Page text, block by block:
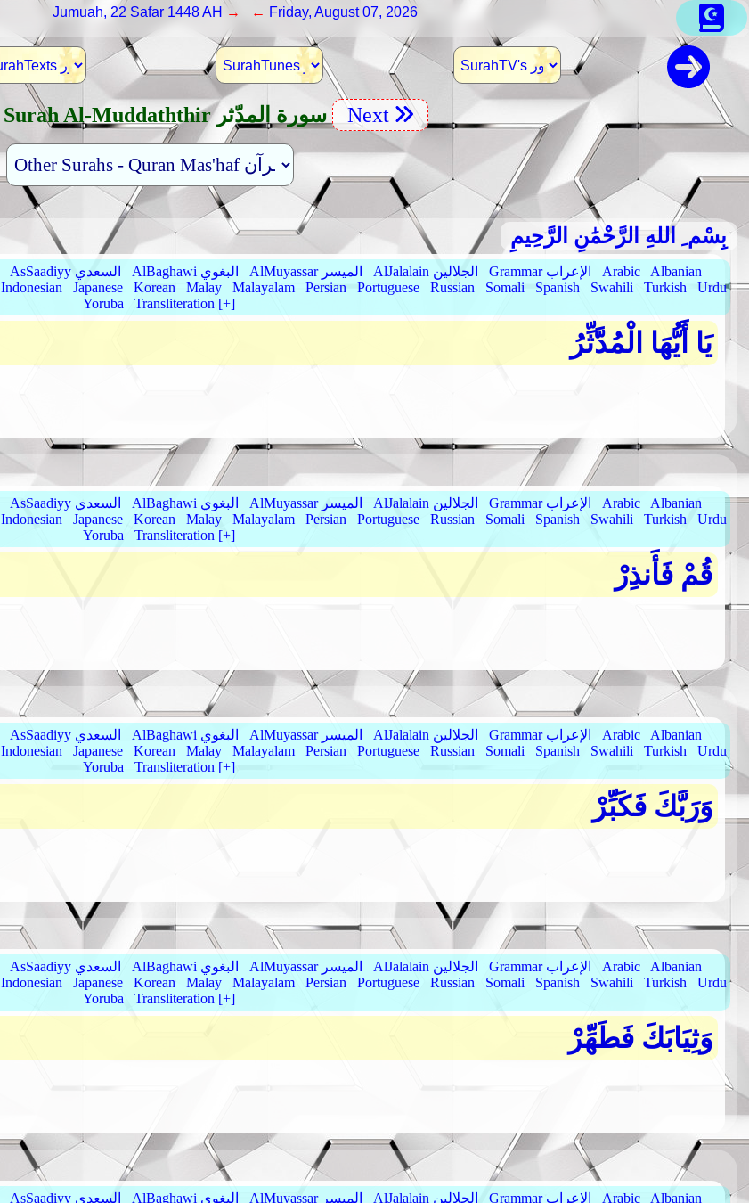
Jumuah, 22 Safar 1448 AH → ← Friday, August 07, 2026
74. Surah Al-Muddaththir سورة المدّثر Next
بِسْم ِ اللهِ الرَّحْمَٰنِ الرَّحِيمِ
AsSaadiyy السعدي AlBaghawi البغوي AlMuyassar الميسر AlJalalain الجلالين Grammar الإعراب Arabic
Albanian
Indonesian Japanese Korean Malay Malayalam Persian Portuguese Russian Somali Spanish Swahili Turkish
Urdu
Yoruba
Transliteration [+]
يَا أَيُّهَا الْمُدَّثِّرُ
AsSaadiyy السعدي AlBaghawi البغوي AlMuyassar الميسر AlJalalain الجلالين Grammar الإعراب Arabic
Albanian
Indonesian Japanese Korean Malay Malayalam Persian Portuguese Russian Somali Spanish Swahili Turkish
Urdu
Yoruba
Transliteration [+]
قُمْ فَأَنذِرْ
AsSaadiyy السعدي AlBaghawi البغوي AlMuyassar الميسر AlJalalain الجلالين Grammar الإعراب Arabic
Albanian
Indonesian Japanese Korean Malay Malayalam Persian Portuguese Russian Somali Spanish Swahili Turkish
Urdu
Yoruba
Transliteration [+]
وَرَبَّكَ فَكَبِّرْ
AsSaadiyy السعدي AlBaghawi البغوي AlMuyassar الميسر AlJalalain الجلالين Grammar الإعراب Arabic
Albanian
Indonesian Japanese Korean Malay Malayalam Persian Portuguese Russian Somali Spanish Swahili Turkish
Urdu
Yoruba
Transliteration [+]
وَثِيَابَكَ فَطَهِّرْ
AsSaadiyy السعدي AlBaghawi البغوي AlMuyassar الميسر AlJalalain الجلالين Grammar الإعراب Arabic
Albanian